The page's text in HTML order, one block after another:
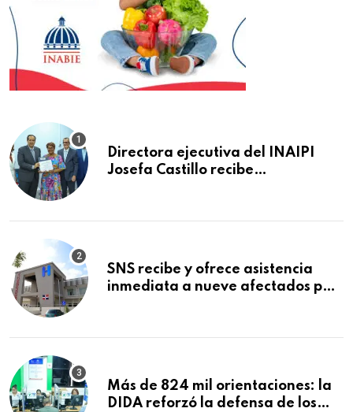
Directora ejecutiva del INAIPI
Josefa Castillo recibe
SNS recibe y ofrece asistencia
inmediata a nueve afectados por
Macorís
Más de 824 mil orientaciones: la
DIDA reforzó la defensa de los